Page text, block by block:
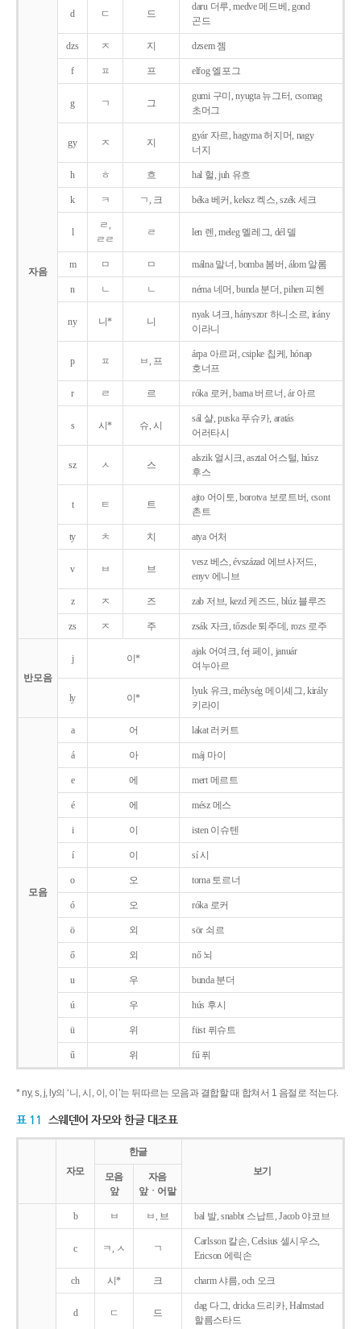
자음
d ㄷ 드
daru 더루, medve 메드베, gond
곤드
dzs ㅈ 지 dzsem 젬
f ㅍ 프 elfog 엘포그
g ㄱ 그
gumi 구미, nyugta 뉴그터, csomag
초머그
gy ㅈ 지
gyár 자르, hagyma 허지머, nagy
너지
h ㅎ 흐 hal 헐, juh 유흐
k ㅋ ㄱ, 크 béka 베커, keksz 켁스, szék 세크
l
ㄹ,
ㄹㄹ
ㄹ len 렌, meleg 멜레그, dél 델
m ㅁ ㅁ málna 말너, bomba 봄버, álom 알롬
n ㄴ ㄴ néma 네머, bunda 분더, pihen 피헨
ny 니* 니
nyak 녀크, hányszor 하니소르, irány
이라니
p ㅍ ㅂ, 프
árpa 아르퍼, csipke 칩케, hónap
호너프
r ㄹ 르 róka 로커, barna 버르너, ár 아르
s 시* 슈, 시
sál 샬, puska 푸슈카, aratás
어러타시
sz ㅅ 스
alszik 얼시크, asztal 어스털, húsz
후스
t ㅌ 트
ajto 어이토, borotva 보로트버, csont
촌트
ty ㅊ 치 atya 어처
v ㅂ 브
vesz 베스, évszázad 에브사저드,
enyv 에니브
z ㅈ 즈 zab 저브, kezd 케즈드, blúz 블루즈
zs ㅈ 주 zsák 자크, tőzsde 퇴주데, rozs 로주
반모음
j 이*
ajak 어여크, fej 페이, január
여누아르
ly 이*
lyuk 유크, mélység 메이셰그, király
키라이
모음
a 어 lakat 러커트
á 아 máj 마이
e 에 mert 메르트
é 에 mész 메스
i 이 isten 이슈텐
í 이 sí 시
o 오 torna 토르너
ó 오 róka 로커
ö 외 sör 쇠르
ő 외 nő 뇌
u 우 bunda 분더
ú 우 hús 후시
ü 위 füst 퓌슈트
ű 위 fű 퓌
* ny, s, j, ly의 ‘니, 시, 이, 이’는 뒤따르는 모음과 결합할 때 합쳐서 1 음절로 적는다.
표 11 스웨덴어 자모와 한글 대조표
자모
한글
보기
모음
앞
자음
앞ㆍ어말
b ㅂ ㅂ, 브 bal 발, snabbt 스납트, Jacob 야코브
c ㅋ, ㅅ ㄱ
Carlsson 칼손, Celsius 셀시우스,
Ericson 에릭손
ch 시* 크 charm 샤름, och 오크
d ㄷ 드
dag 다그, dricka 드리카, Halmstad
할름스타드